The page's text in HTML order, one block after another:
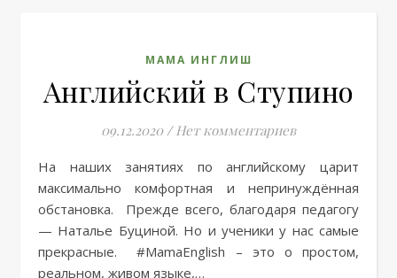
МАМА ИНГЛИШ
Английский в Ступино
09.12.2020 / Нет комментариев
На наших занятиях по английскому царит
максимально комфортная и непринуждённая
обстановка. Прежде всего, благодаря педагогу
— Наталье Буциной. Но и ученики у нас самые
прекрасные. #MamaEnglish – это о простом,
реальном, живом языке,…